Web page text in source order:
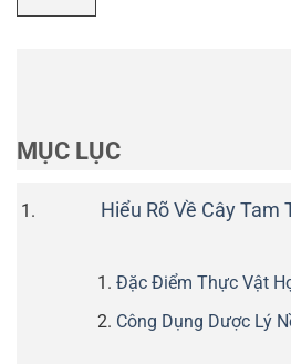
MỤC LỤC
Hiểu Rõ Về Cây Tam
Đặc Điểm Thực Vật
Công Dụng Dược Lý